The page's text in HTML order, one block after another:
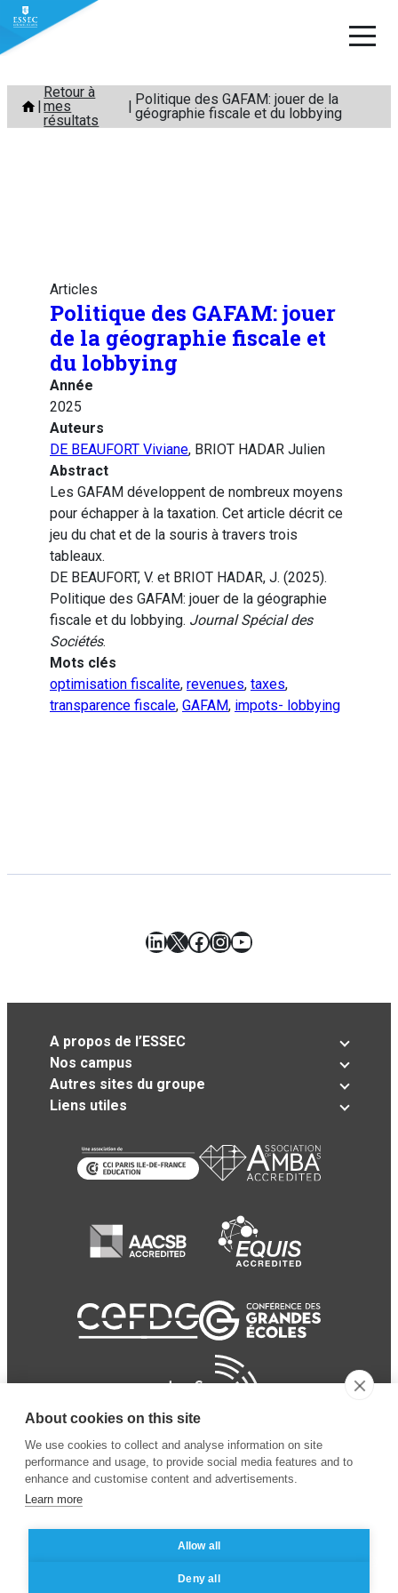
Aller
contenu
Retour à
mes
résultats
Politique des GAFAM: jouer de la
géographie fiscale et du lobbying
Articles
Politique des GAFAM: jouer
de la géographie fiscale et
du lobbying
Année
2025
Auteurs
DE BEAUFORT Viviane, BRIOT HADAR Julien
Abstract
Les GAFAM développent de nombreux moyens
pour échapper à la taxation. Cet article décrit ce
jeu du chat et de la souris à travers trois
tableaux.
DE BEAUFORT, V. et BRIOT HADAR, J. (2025).
Politique des GAFAM: jouer de la géographie
fiscale et du lobbying. Journal Spécial des
Sociétés.
Mots clés
optimisation fiscalite, revenues, taxes,
transparence fiscale, GAFAM, impots- lobbying
LinkedIn
X Facebook
Instagram
YouTube
A propos de l’ESSEC
Nos campus
Autres sites du groupe
Liens utiles
Mentions légales
About cookies on this site
We use cookies to collect and analyse information on site
performance and usage, to provide social media features and to
enhance and customise content and advertisements.
Learn more
Allow all
Deny all